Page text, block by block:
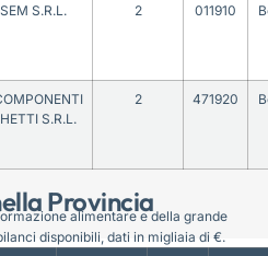
Provincia
S.R.L. 2 011910
S.R.L.
2 471920
alimentare e della grande
disponibili, dati in migliaia di €.